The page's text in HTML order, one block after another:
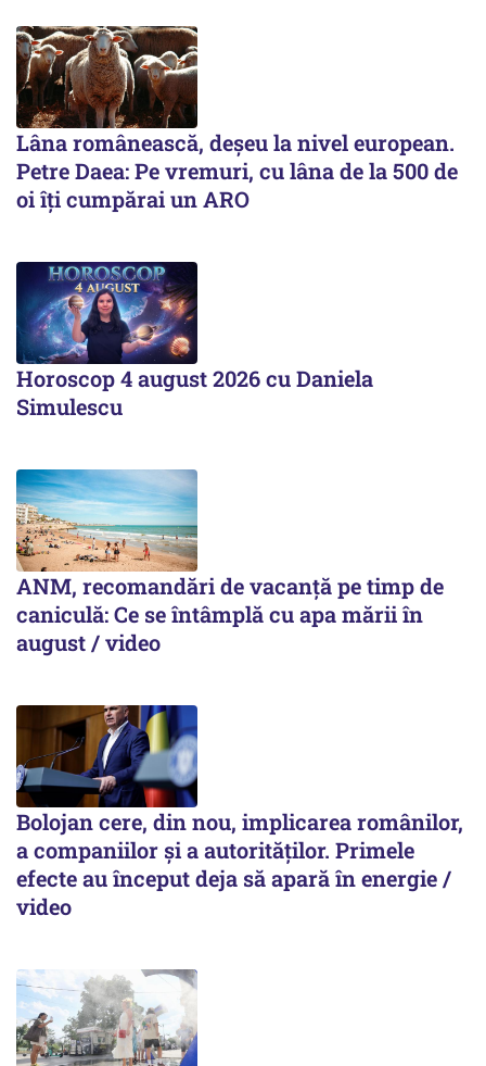
Lâna românească, deșeu la nivel european.
Petre Daea: Pe vremuri, cu lâna de la 500 de
oi îți cumpărai un ARO
Horoscop 4 august 2026 cu Daniela
Simulescu
ANM, recomandări de vacanță pe timp de
caniculă: Ce se întâmplă cu apa mării în
august / video
Bolojan cere, din nou, implicarea românilor,
a companiilor și a autorităților. Primele
efecte au început deja să apară în energie /
video